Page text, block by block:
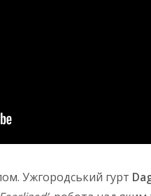
Ужгородський гурт